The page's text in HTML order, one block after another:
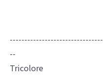
--
Tricolore